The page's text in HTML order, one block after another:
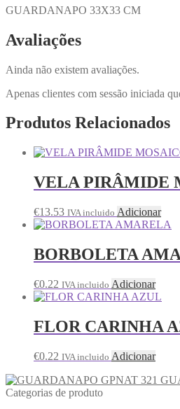
GUARDANAPO 33X33 CM
Avaliações
Ainda não existem avaliações.
Apenas clientes com sessão iniciada
Produtos Relacionados
VELA PIRÂMIDE
€13.53 IVA incluido Adicionar
BORBOLETA
€0.22 IVA incluido Adicionar
FLOR CARINHA
€0.22 IVA incluido Adicionar
Categorias de produto